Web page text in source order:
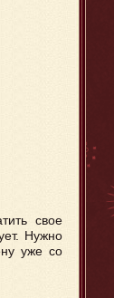
свое
Нужно
уже со